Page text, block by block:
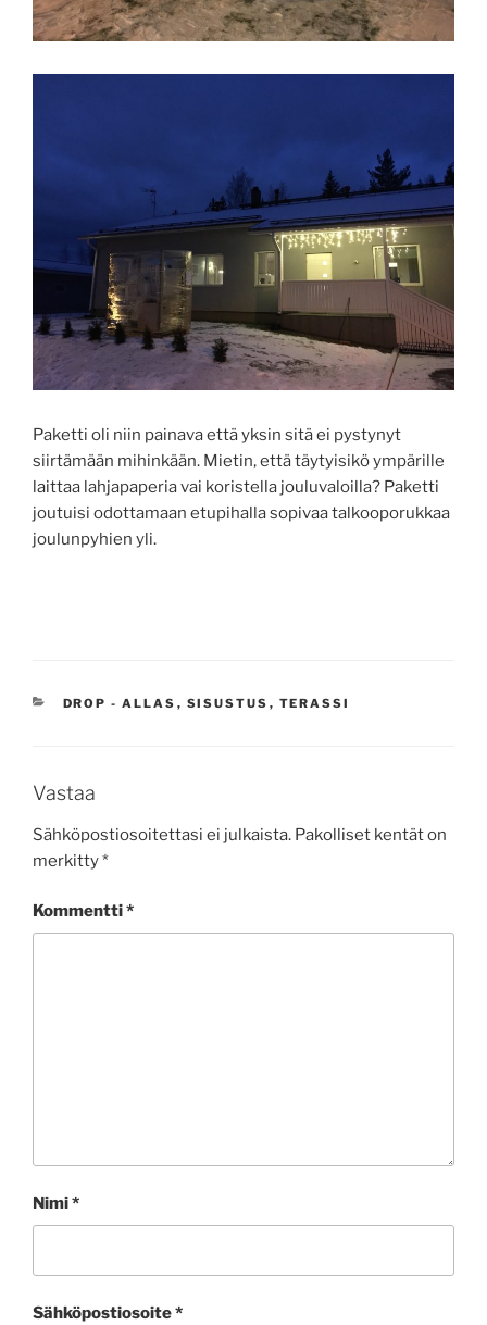
Paketti oli niin painava että yksin sitä ei pystynyt
siirtämään mihinkään. Mietin, että täytyisikö ympärille
laittaa lahjapaperia vai koristella jouluvaloilla? Paketti
joutuisi odottamaan etupihalla sopivaa talkooporukkaa
joulunpyhien yli.
KATEGORIAT
DROP - ALLAS , SISUSTUS , TERASSI
Vastaa
Sähköpostiosoitettasi ei julkaista. Pakolliset kentät on
merkitty*
Kommentti*
Nimi*
Sähköpostiosoite*